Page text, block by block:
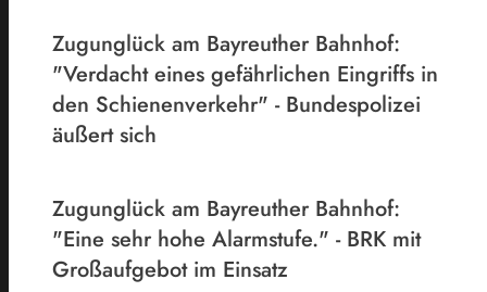
Zugunglück am Bayreuther Bahnhof:
"Verdacht eines gefährlichen Eingriffs in
den Schienenverkehr" - Bundespolizei
äußert sich
Zugunglück am Bayreuther Bahnhof:
"Eine sehr hohe Alarmstufe." - BRK mit
Großaufgebot im Einsatz